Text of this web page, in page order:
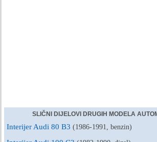
SLIČNI DIJELOVI DRUGIH MODELA
Interijer Audi 80 B3 (1986-1991, benzin)